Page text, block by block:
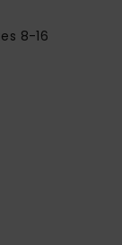
8-16